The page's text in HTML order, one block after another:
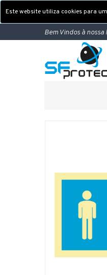
Este website utiliza cookies para
Bem Vindos à nossa